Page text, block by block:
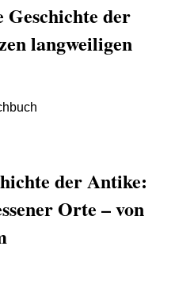
der
langweiligen
der Antike:
Orte – von